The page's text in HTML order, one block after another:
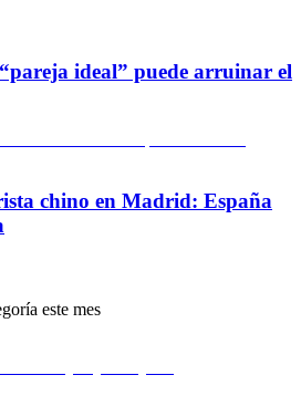
ideal” puede arruinar el
chino en Madrid: España
este mes